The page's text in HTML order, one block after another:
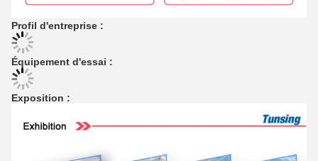
Profil d'entreprise :
Équipement d'essai :
Exposition :